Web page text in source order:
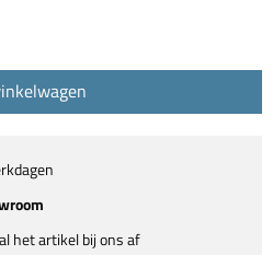
het artikel bij ons af